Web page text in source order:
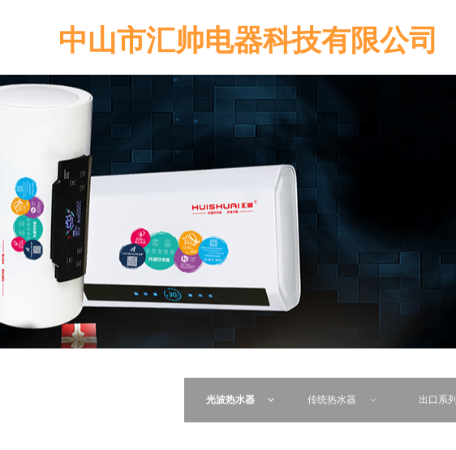
中山市汇帅电器科技有限公司
ꀁ
光波热水器 ꀁ
传统热水器 出口系列